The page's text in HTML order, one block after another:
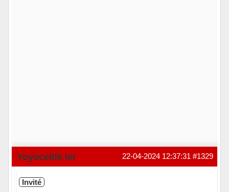
#1329
22-04-2024 12:37:31
Yoyoceltik Ier
Invité